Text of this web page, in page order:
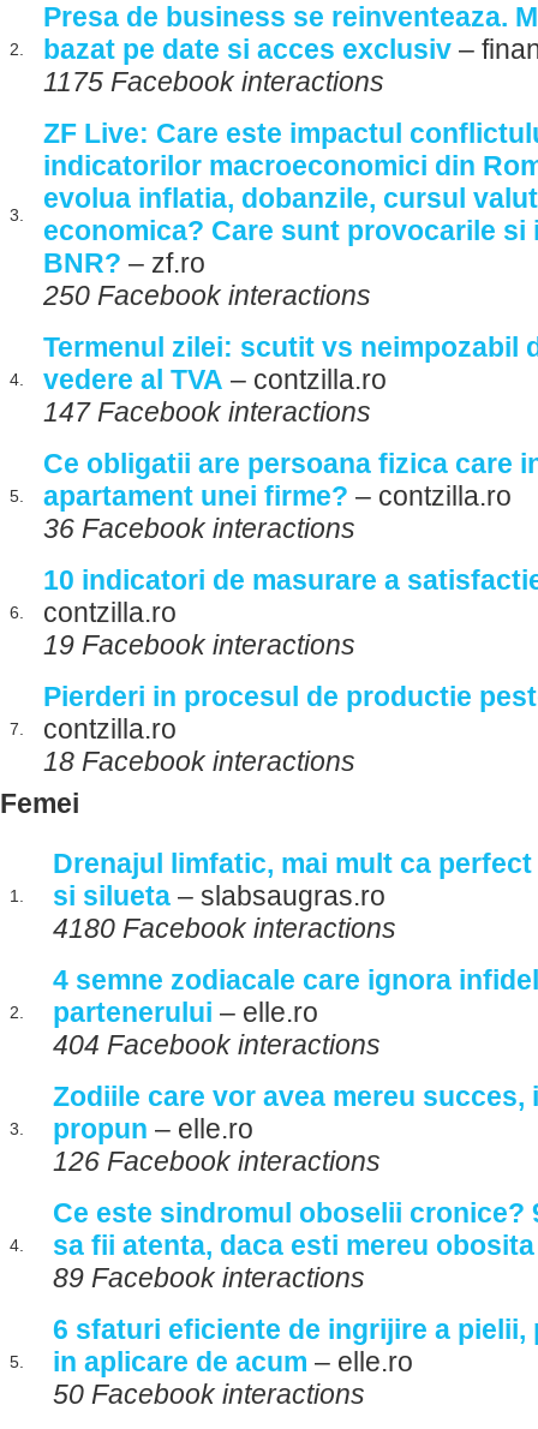
2.
Presa de business se reinventeaza.
bazat pe date si acces exclusiv –
1175 Facebook interactions
3.
ZF Live: Care este impactul
indicatorilor macroeconomici din
evolua inflatia, dobanzile, cursul
economica? Care sunt provocarile si
BNR? – zf.ro
250 Facebook interactions
4.
Termenul zilei: scutit vs neimpozabil
vedere al TVA – contzilla.ro
147 Facebook interactions
5.
Ce obligatii are persoana fizica care
apartament unei firme? – contzilla.ro
36 Facebook interactions
6.
10 indicatori de masurare a
contzilla.ro
19 Facebook interactions
7.
Pierderi in procesul de productie
contzilla.ro
18 Facebook interactions
Femei
1.
Drenajul limfatic, mai mult ca
si silueta – slabsaugras.ro
4180 Facebook interactions
2.
4 semne zodiacale care ignora
partenerului – elle.ro
404 Facebook interactions
3.
Zodiile care vor avea mereu
propun – elle.ro
126 Facebook interactions
4.
Ce este sindromul oboselii cronice?
sa fii atenta, daca esti mereu obosita
89 Facebook interactions
5.
6 sfaturi eficiente de ingrijire a pielii,
in aplicare de acum – elle.ro
50 Facebook interactions